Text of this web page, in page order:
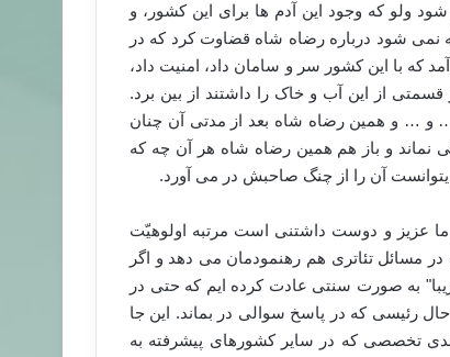
ولو که وجود این آدم ها برای این کشور، و
نمی شود درباره رضاه شاه قضاوت کرد که در
که با این کشور سر و سامان داد، امنیت داد،
از این آب و خاک را داشتند از بین برد.
… و … و همین رضاه شاه بعد از مدتی آن چنان
نماند و باز هم همین رضاه شاه هر آن چه که
آن را از چنگ صاحبش در می آورد.
ما عزیز و دوست داشتنی است مرتبه اولوهیّت
مسائل تئاتری هم رهنمودمان می دهد و اگر
به صورت سنتی عادت کرده ایم که حتی در
رئیسی که در پاسخ سوالی در بماند. این جا
تخصصی که در سایر کشورهای پیشرفته به